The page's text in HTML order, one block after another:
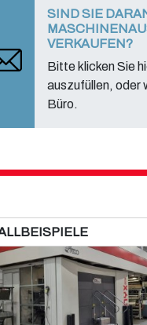
SIND SIE
VERKAUFEN?
Bitte klicken Sie
auszufüllen, oder
Büro.